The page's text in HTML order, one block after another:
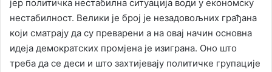
јер политичка нестабилна ситуација води у економску
нестабилност. Велики је број је незадовољних грађана
који сматрају да су преварени а на овај начин основна
идеја демократских промјена је изиграна. Оно што
треба да се деси и што захтијевају политичке групације